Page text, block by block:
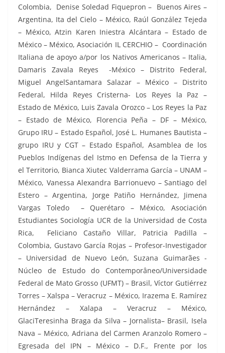
Colombia, Denise Soledad Fiquepron – Buenos Aires –
Argentina, Ita del Cielo – México, Raúl González Tejeda
– México, Atzin Karen Iniestra Alcántara – Estado de
México – México, Asociación IL CERCHIO – Coordinación
Italiana de apoyo a/por los Nativos Americanos – Italia,
Damaris Zavala Reyes -México – Distrito Federal,
Miguel AngelSantamara Salazar – México – Distrito
Federal, Hilda Reyes Cristerna- Los Reyes la Paz –
Estado de México, Luis Zavala Orozco – Los Reyes la Paz
– Estado de México, Florencia Peña – DF – México,
Grupo IRU – Estado Español, José L. Humanes Bautista –
grupo IRU y CGT – Estado Español, Asamblea de los
Pueblos Indígenas del Istmo en Defensa de la Tierra y
el Territorio, Bianca Xiutec Valderrama García – UNAM –
México, Vanessa Alexandra Barrionuevo – Santiago del
Estero – Argentina, Jorge Patiño Hernández, Jimena
Vargas Toledo – Querétaro – México, Asociación
Estudiantes Sociología UCR de la Universidad de Costa
Rica, Feliciano Castaño Villar, Patricia Padilla –
Colombia, Gustavo García Rojas – Profesor-Investigador
– Universidad de Nuevo León, Suzana Guimarães -
Núcleo de Estudo do Contemporâneo/Universidade
Federal de Mato Grosso (UFMT) – Brasil, Víctor Gutiérrez
Torres – Xalspa – Veracruz – México, Irazema E. Ramírez
Hernández – Xalapa – Veracruz – México,
GlaciTeresinha Braga da Silva – Jornalista– Brasil, Isela
Nava – México, Adriana del Carmen Aranzolo Romero –
Egresada del IPN – México – D.F., Frente por los